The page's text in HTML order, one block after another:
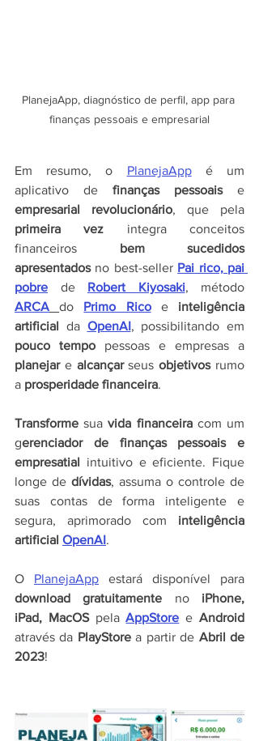
PlanejaApp, diagnóstico de perfil, app para
finanças pessoais e empresarial
Em resumo, o PlanejaApp é um
aplicativo de finanças pessoais
empresarial revolucionário
primeira vez integra conceitos
financeiros bem sucedidos
apresentados no best-seller Pai rico, pai
pobre de Robert Kiyosaki
ARCA
do Primo Rico e inteligência
artificial da OpenAI
pouco tempo
planejar e alcançar seus objetivos rumo
a prosperidade financeira.
Transforme sua vida financeira com um
gerenciador de finanças pessoais e
empresatial intuitivo e eficiente. Fique
longe de dívidas, assuma o controle de
suas contas de forma inteligente e
segura, aprimorado com inteligência
artificial OpenAI.
O PlanejaApp
download gratuitamente no iPhone,
iPad, MacOS pela AppStore e
através da PlayStore a partir de Abril de
2023!